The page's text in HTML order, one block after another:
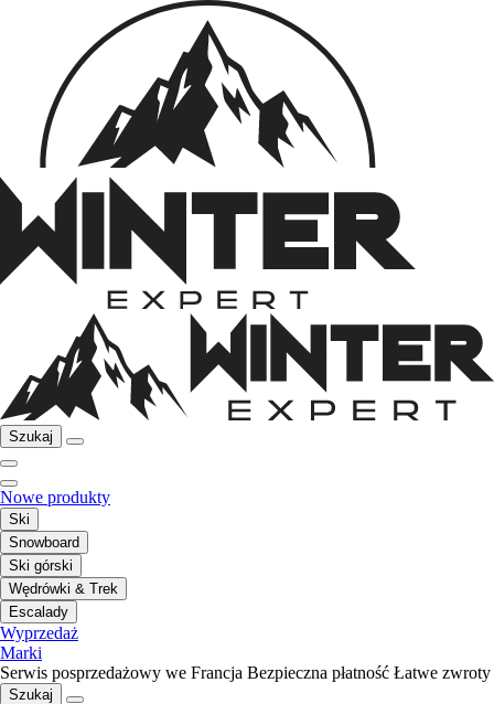
Szukaj
Nowe produkty
Ski
Snowboard
Ski górski
Wędrówki & Trek
Escalady
Wyprzedaż
Marki
Serwis posprzedażowy we Francja Bezpieczna płatność Łatwe zwroty
Szukaj